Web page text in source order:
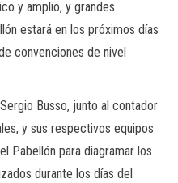
y amplio, y grandes
estará en los próximos días
convenciones de nivel
Busso, junto al contador
y sus respectivos equipos
Pabellón para diagramar los
durante los días del